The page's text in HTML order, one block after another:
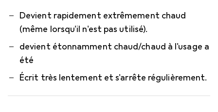
Devient rapidement extrêmement chaud
(même lorsqu'il n'est pas utilisé).
devient étonnamment chaud/chaud à l'usage a
été
Écrit très lentement et s'arrête régulièrement.